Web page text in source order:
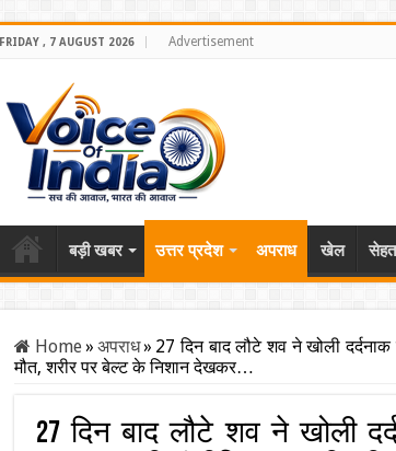
FRIDAY , 7 AUGUST 2026 Advertisement
बड़ी खबर उत्तर प्रदेश अपराध खेल सेहत
Home» अपराध» 27 दिन बाद लौटे शव ने खोली
मौत, शरीर पर बेल्ट के निशान देखकर…
27 दिन बाद लौटे शव ने खोली